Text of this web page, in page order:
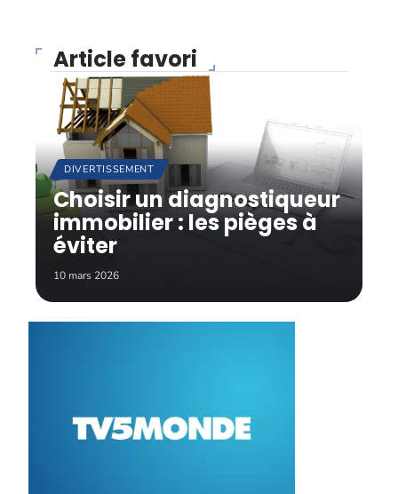
Article favori
DIVERTISSEMENT
Choisir un diagnostiqueur
immobilier : les pièges à
éviter
10 mars 2026